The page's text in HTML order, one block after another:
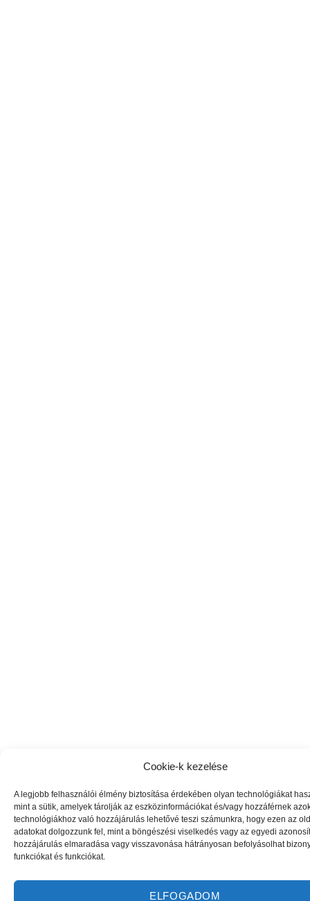
Cookie-k kezelése
A legjobb felhasználói élmény biztosítása érdekében olyan technológiákat
mint a sütik, amelyek tárolják az eszközinformációkat és/vagy hozzáférnek
technológiákhoz való hozzájárulás lehetővé teszi számunkra, hogy ezen az
adatokat dolgozzunk fel, mint a böngészési viselkedés vagy az egyedi
hozzájárulás elmaradása vagy visszavonása hátrányosan befolyásolhat
funkciókat és funkciókat.
ELFOGADOM